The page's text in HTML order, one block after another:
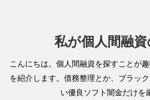
私が個人間融資
こんにちは。個人間融資を探すことが
を紹介します。債務整理とか、ブラッ
い優良ソフト闇金だけを